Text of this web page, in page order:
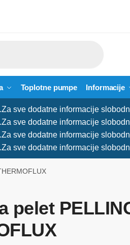
Toplotne pumpe Informacije
Za sve dodatne informacije
Za sve dodatne informacije
Za sve dodatne informacije
Za sve dodatne informacije
pelet